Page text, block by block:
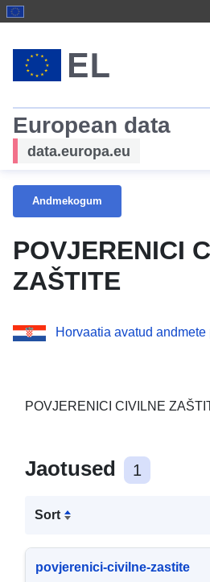
European data
data.europa.eu
Andmekogum
POVJERENICI
ZAŠTITE
Horvaatia avatud andmete
POVJERENICI CIVILNE
Jaotused 1
Sort
povjerenici-civilne-zastite